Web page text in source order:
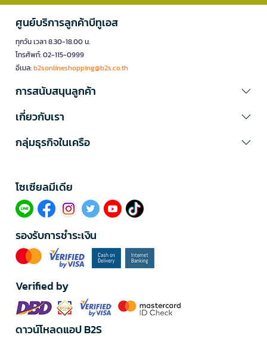
ศูนย์บริการลูกค้าบีทูเอส
ทุกวัน เวลา 8.30-18.00 น.
โทรศัพท์: 02-115-0999
อีเมล:b2sonlineshopping@b2s.co.th
การสนับสนุนลูกค้า
เกี่ยวกับเรา
กลุ่มธุรกิจในเครือ
โซเซียลมีเดีย​
รองรับการชำระเงิน
Verified by
ดาวน์โหลดแอป B2S